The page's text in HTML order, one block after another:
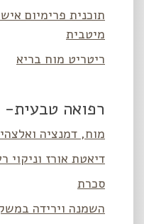
תוכנית פרימיום
מיטבית
ריטריט מוח בריא
רפואה טבעית-
מוח, דמנציה
דיאטת אורז וניקוי
סכרת
השמנה וירידה במשקל